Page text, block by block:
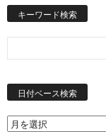
キーワード検索
日付ベース検索